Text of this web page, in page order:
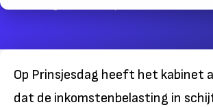
Op Prinsjesdag heeft het kabinet
dat de inkomstenbelasting in